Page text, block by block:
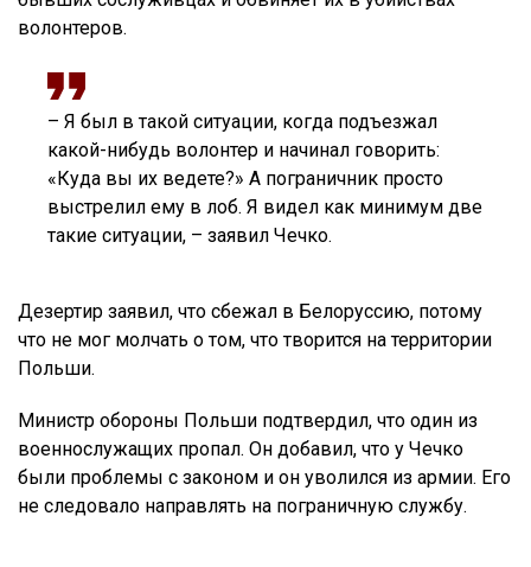
волонтеров.
– Я был в такой ситуации, когда подъезжал
какой-нибудь волонтер и начинал говорить:
«Куда вы их ведете?» А пограничник просто
выстрелил ему в лоб. Я видел как минимум две
такие ситуации, – заявил Чечко.
Дезертир заявил, что сбежал в Белоруссию, потому
что не мог молчать о том, что творится на территории
Польши.
Министр обороны Польши подтвердил, что один из
военнослужащих пропал. Он добавил, что у Чечко
были проблемы с законом и он уволился из армии. Его
не следовало направлять на пограничную службу.